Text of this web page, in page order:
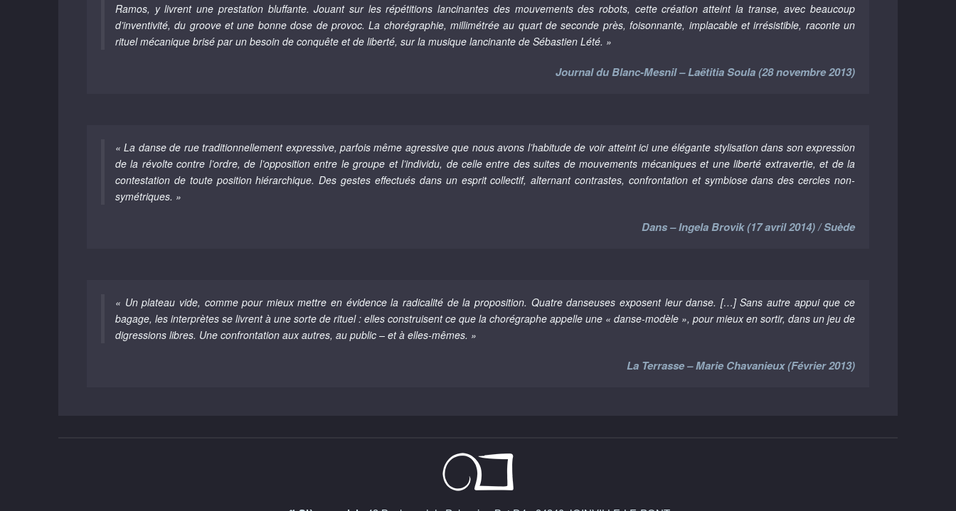
Ramos, y livrent une prestation bluffante. Jouant sur les répétitions lancinantes des mouvements des robots, cette création atteint la transe, avec beaucoup
d’inventivité, du groove et une bonne dose de provoc. La chorégraphie, millimétrée au quart de seconde près, foisonnante, implacable et irrésistible, raconte un
rituel mécanique brisé par un besoin de conquête et de liberté, sur la musique lancinante de Sébastien Lété. »
Journal du Blanc-Mesnil – Laëtitia Soula (28 novembre 2013)
« La danse de rue traditionnellement expressive, parfois même agressive que nous avons l’habitude de voir atteint ici une élégante stylisation dans son expression
de la révolte contre l’ordre, de l’opposition entre le groupe et l’individu, de celle entre des suites de mouvements mécaniques et une liberté extravertie, et de la
contestation de toute position hiérarchique. Des gestes effectués dans un esprit collectif, alternant contrastes, confrontation et symbiose dans des cercles non-
symétriques. »
Dans – Ingela Brovik (17 avril 2014) / Suède
« Un plateau vide, comme pour mieux mettre en évidence la radicalité de la proposition. Quatre danseuses exposent leur danse. […] Sans autre appui que ce
bagage, les interprètes se livrent à une sorte de rituel : elles construisent ce que la chorégraphe appelle une « danse-modèle », pour mieux en sortir, dans un jeu de
digressions libres. Une confrontation aux autres, au public – et à elles-mêmes. »
La Terrasse – Marie Chavanieux (Février 2013)